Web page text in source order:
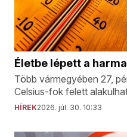
Életbe lépett a
Több vármegyében 27,
Celsius-fok felett
HÍREK2026. júl. 30. 10:33